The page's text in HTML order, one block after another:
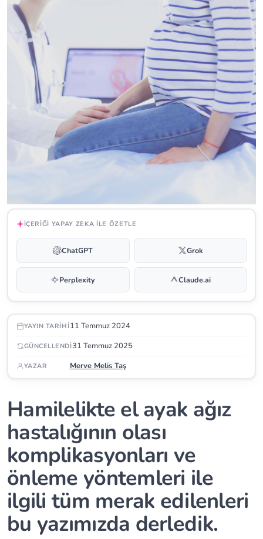
İÇERIĞI YAPAY ZEKA ILE ÖZETLE
ChatGPT Grok
Perplexity Claude.ai
YAYIN TARIHI11 Temmuz 2024
GÜNCELLENDI31 Temmuz 2025
YAZAR Merve Melis Taş
Hamilelikte el ayak ağız
hastalığının olası
komplikasyonları ve
önleme yöntemleri ile
ilgili tüm merak edilenleri
bu yazımızda derledik.